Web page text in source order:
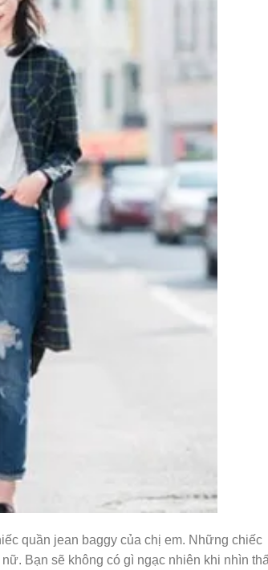
quần jean baggy của chị em. Những chiếc
Bạn sẽ không có gì ngạc nhiên khi nhìn